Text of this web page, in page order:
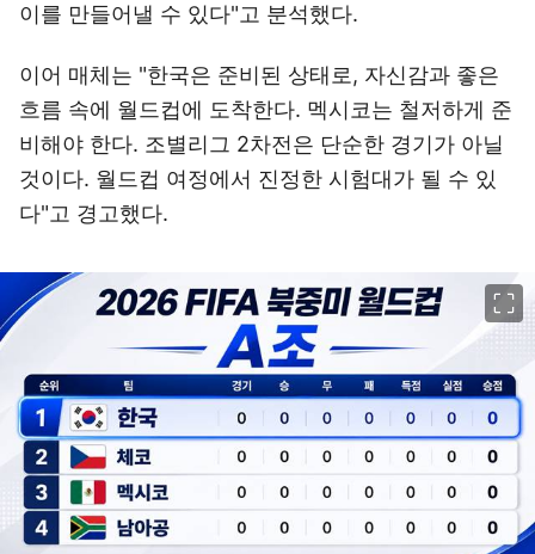
이를 만들어낼 수 있다"고 분석했다.
이어 매체는 "한국은 준비된 상태로, 자신감과 좋은
흐름 속에 월드컵에 도착한다. 멕시코는 철저하게 준
비해야 한다. 조별리그 2차전은 단순한 경기가 아닐
것이다. 월드컵 여정에서 진정한 시험대가 될 수 있
다"고 경고했다.